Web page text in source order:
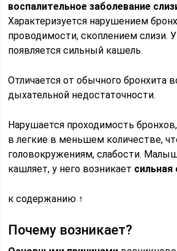
воспалительное заболевание
Характеризуется нарушением
проводимости, скоплением слизи.
появляется сильный кашель.
Отличается от обычного бронхита
дыхательной недостаточности.
Нарушается проходимость
в легкие в меньшем количестве,
головокружениям, слабости.
кашляет, у него возникает
к содержанию ↑
Почему возникает?